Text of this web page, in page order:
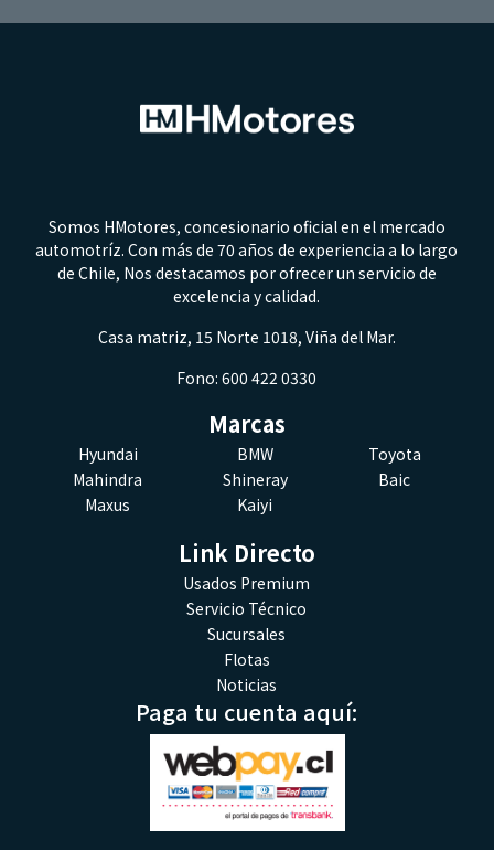
Somos HMotores, concesionario oficial en el mercado
automotríz. Con más de 70 años de experiencia a lo largo
de Chile, Nos destacamos por ofrecer un servicio de
excelencia y calidad.
Casa matriz, 15 Norte 1018, Viña del Mar.
Fono: 600 422 0330
Marcas
Hyundai BMW
Toyota
Mahindra
Shineray
Baic
Maxus
Kaiyi
Link Directo
Usados Premium
Servicio Técnico
Sucursales
Flotas
Noticias
Paga tu cuenta aquí: